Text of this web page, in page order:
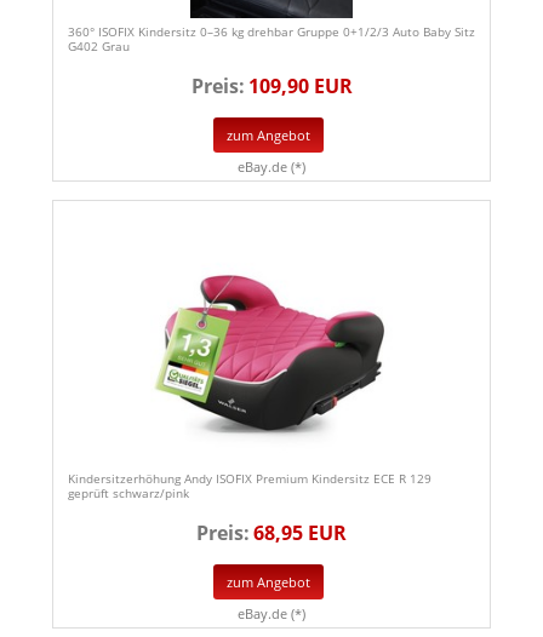
360° ISOFIX Kindersitz 0–36 kg drehbar Gruppe 0+1/2/3 Auto Baby Sitz
G402 Grau
Preis: 109,90 EUR
zum Angebot
eBay.de (*)
Kindersitzerhöhung Andy ISOFIX Premium Kindersitz ECE R 129
geprüft schwarz/pink
Preis:68,95 EUR
zum Angebot
eBay.de (*)